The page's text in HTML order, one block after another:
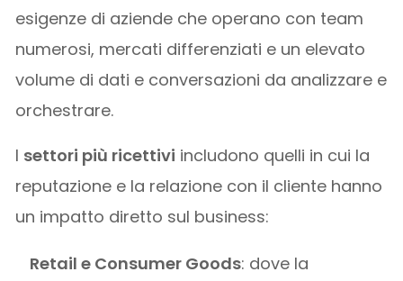
esigenze di aziende che operano con team
numerosi, mercati differenziati e un elevato
volume di dati e conversazioni da analizzare e
orchestrare.
I settori più ricettivi includono quelli in cui la
reputazione e la relazione con il cliente hanno
un impatto diretto sul business:
Retail e Consumer Goods: dove la